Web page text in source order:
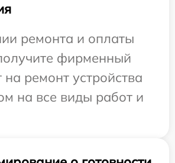
ремонта и оплаты
фирменный
ремонт устройства
на все виды работ и